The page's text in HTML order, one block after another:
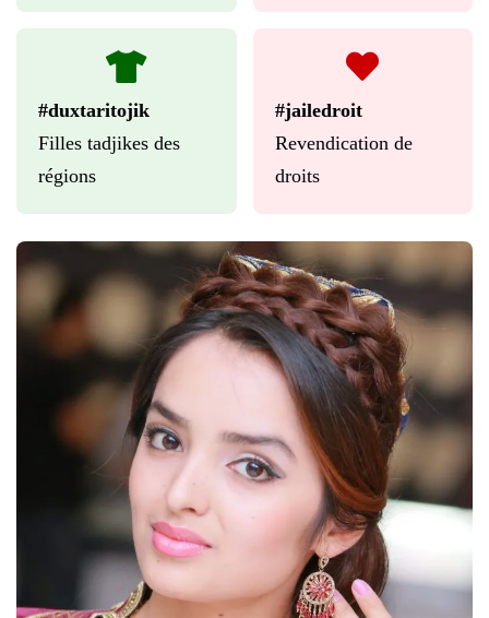
#duxtaritojik
Filles tadjikes des
régions
#jailedroit
Revendication de
droits